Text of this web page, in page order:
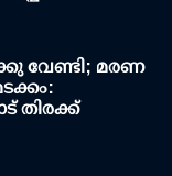
വേണ്ടി; മരണ
തിരക്ക്